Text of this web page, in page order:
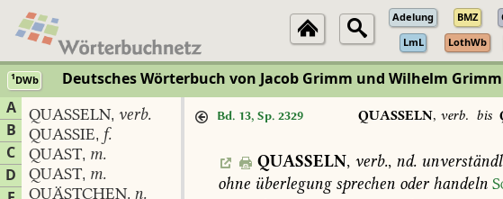
Adelung BMZ
LmL
LothWb
1DWb Deutsches Wörterbuch von Jacob Grimm und Wilhelm Grimm
A
B
C
D
QUASSELN, verb.
QUASSIE, f.
QUAST, m.
QUAST, m.
QUÄSTCHEN, n.
Bd. 13, Sp. 2329 QUASSELN, verb. bis
QUASSELN, verb., nd.
ohne überlegungsprechen oderhandeln